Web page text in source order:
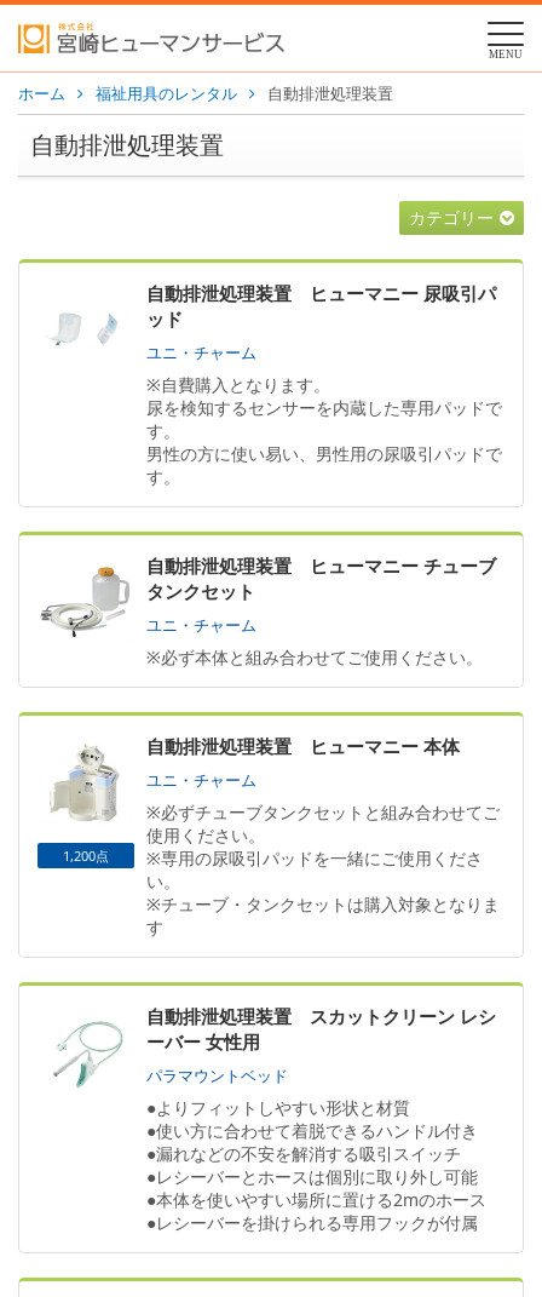
MENU
ホーム 福祉用具のレンタル 自動排泄処理装置
自動排泄処理装置
カテゴリー
自動排泄処理装置 ヒューマニー 尿吸引パ
ッド
ユニ・チャーム
※自費購入となります。
尿を検知するセンサーを内蔵した専用パッドで
す。
男性の方に使い易い、男性用の尿吸引パッドで
す。
自動排泄処理装置 ヒューマニー チューブ
タンクセット
ユニ・チャーム
※必ず本体と組み合わせてご使用ください。
1,200点
自動排泄処理装置 ヒューマニー 本体
ユニ・チャーム
※必ずチューブタンクセットと組み合わせてご
使用ください。
※専用の尿吸引パッドを一緒にご使用くださ
い。
※チューブ・タンクセットは購入対象となりま
す
自動排泄処理装置 スカットクリーン レシ
ーバー 女性用
パラマウントベッド
●よりフィットしやすい形状と材質
●使い方に合わせて着脱できるハンドル付き
●漏れなどの不安を解消する吸引スイッチ
●レシーバーとホースは個別に取り外し可能
●本体を使いやすい場所に置ける2mのホース
●レシーバーを掛けられる専用フックが付属